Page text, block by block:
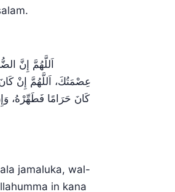
اَللَّهُمَّ إِنَّ
عِصْمَتُكَ، اَللَّهُمَّ إِنْ
كَانَ حَرَامًا فَطَهِّرْهُ،
jamaluka, wal-
in kana